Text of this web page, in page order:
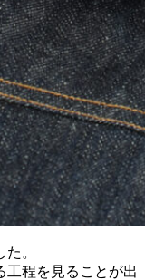
。
工程を見ることが出